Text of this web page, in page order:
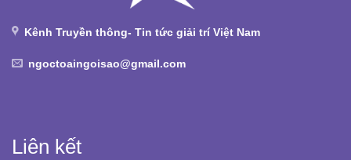
Kênh Truyền thông- Tin tức giải trí Việt Nam
ngoctoaingoisao@gmail.com
Liên kết